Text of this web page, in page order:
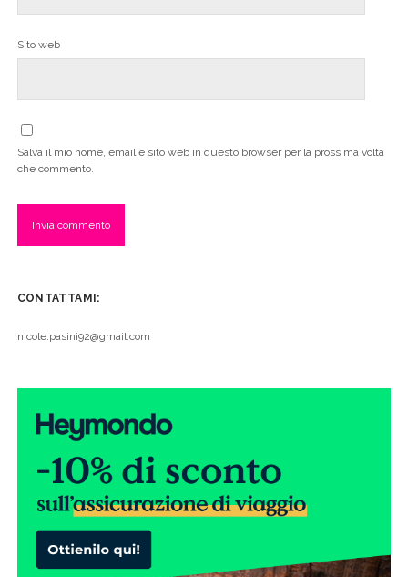
Sito web
Salva il mio nome, email e sito web in questo browser per la prossima volta
che commento.
CONTATTAMI:
nicole.pasini92@gmail.com